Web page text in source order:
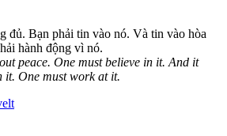
đủ. Bạn phải tin vào nó. Và tin vào hòa
hành động vì nó.
peace. One must believe in it. And it
it. One must work at it.